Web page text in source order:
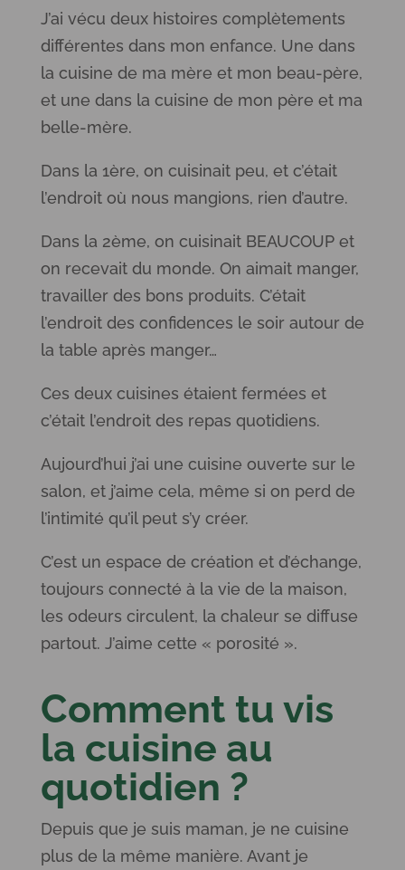
J’ai vécu deux histoires complètements
différentes dans mon enfance. Une dans
la cuisine de ma mère et mon beau-père,
et une dans la cuisine de mon père et ma
belle-mère.
Dans la 1ère, on cuisinait peu, et c’était
l’endroit où nous mangions, rien d’autre.
Dans la 2ème, on cuisinait BEAUCOUP et
on recevait du monde. On aimait manger,
travailler des bons produits. C’était
l’endroit des confidences le soir autour de
la table après manger…
Ces deux cuisines étaient fermées et
c’était l’endroit des repas quotidiens.
Aujourd’hui j’ai une cuisine ouverte sur le
salon, et j’aime cela, même si on perd de
l’intimité qu’il peut s’y créer.
C’est un espace de création et d’échange,
toujours connecté à la vie de la maison,
les odeurs circulent, la chaleur se diffuse
partout. J’aime cette « porosité ».
Comment tu vis
la cuisine au
quotidien ?
Depuis que je suis maman, je ne cuisine
plus de la même manière. Avant je